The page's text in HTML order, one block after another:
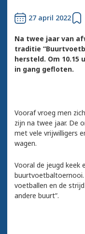
27 april 2022
Na twee jaar van
traditie
hersteld. Om 10.15
in gang gefloten.
Vooraf vroeg men
zijn na twee jaar. De
met vele vrijwilligers
wagen.
Vooral de jeugd keek
voetballen en de
andere buurt”.